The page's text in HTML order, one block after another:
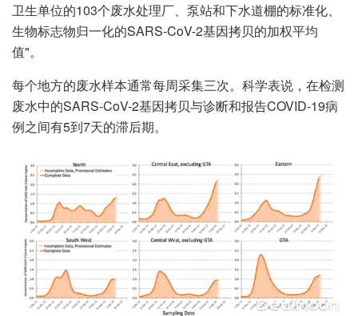
卫生单位的103个废水处理厂、泵站和下水道棚的标准化、
生物标志物归一化的SARS-CoV-2基因拷贝的加权平均
值"。
每个地方的废水样本通常每周采集三次。科学表说，在检测
废水中的SARS-CoV-2基因拷贝与诊断和报告COVID-19病
例之间有5到7天的滞后期。